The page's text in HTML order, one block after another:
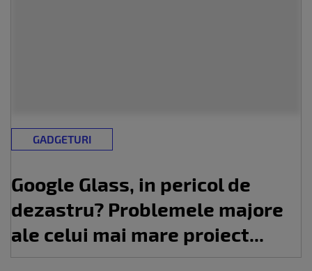
GADGETURI
Google Glass, in pericol de
dezastru? Problemele majore
ale celui mai mare proiect...